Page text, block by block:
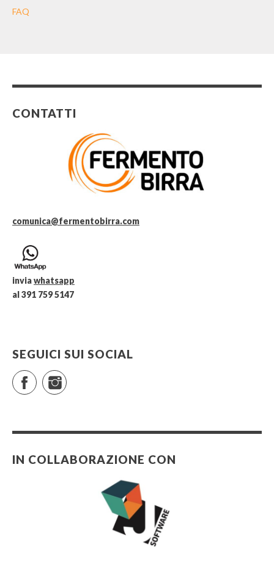
FAQ
CONTATTI
comunica@fermentobirra.com
inviawhatsapp
al 391 759 5147
SEGUICI SUI SOCIAL
FacebookInstagram
IN COLLABORAZIONE CON